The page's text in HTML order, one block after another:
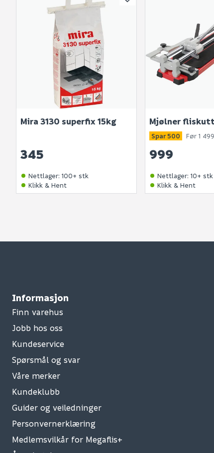
Mira 3130 superfix 15kg
345
Nettlager: 100+ stk
Klikk & Hent
Mjølner
999
Spar 500 Før 1 499
Nettlager:10+ stk
Klikk & Hent
Informasjon
Finn varehus
Jobb hos oss
Kundeservice
Spørsmål og svar
Våre merker
Kundeklubb
Guider og veiledninger
Personvernerklæring
Medlemsvilkår for Megaflis+